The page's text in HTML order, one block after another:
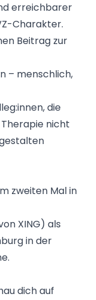
erreichbarer
Charakter.
Beitrag zur
– menschlich,
die
nicht
zweiten Mal in
XING) als
in der
dich auf